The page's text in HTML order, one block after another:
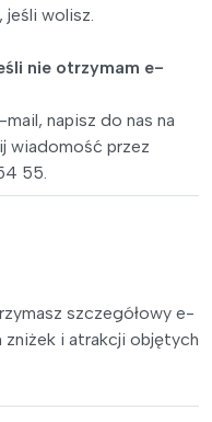
jeśli wolisz.
nie otrzymam e-
napisz do nas na
wiadomość przez
55.
szczegółowy e-
i atrakcji objętych